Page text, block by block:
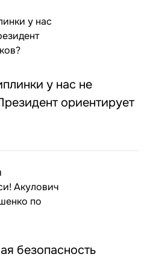
у нас не
ориентирует
безопасность